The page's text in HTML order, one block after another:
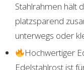
Stahlrahmen hält
platzsparend
unterwegs oder
Hochwertiger
Edelstahlrost ist